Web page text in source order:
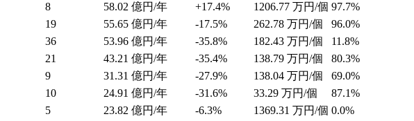
8 58.02 億円/年 +17.4% 1206.77 万円/個 97.7%
19 55.65 億円/年 -17.5% 262.78 万円/個
96.0%
36 53.96 億円/年 -35.8% 182.43 万円/個
11.8%
21 43.21 億円/年 -35.4% 138.79 万円/個
80.3%
9 31.31 億円/年 -27.9% 138.04 万円/個
69.0%
10 24.91 億円/年 -31.6% 33.29 万円/個
87.1%
5 23.82 億円/年 -6.3% 1369.31 万円/個 0.0%